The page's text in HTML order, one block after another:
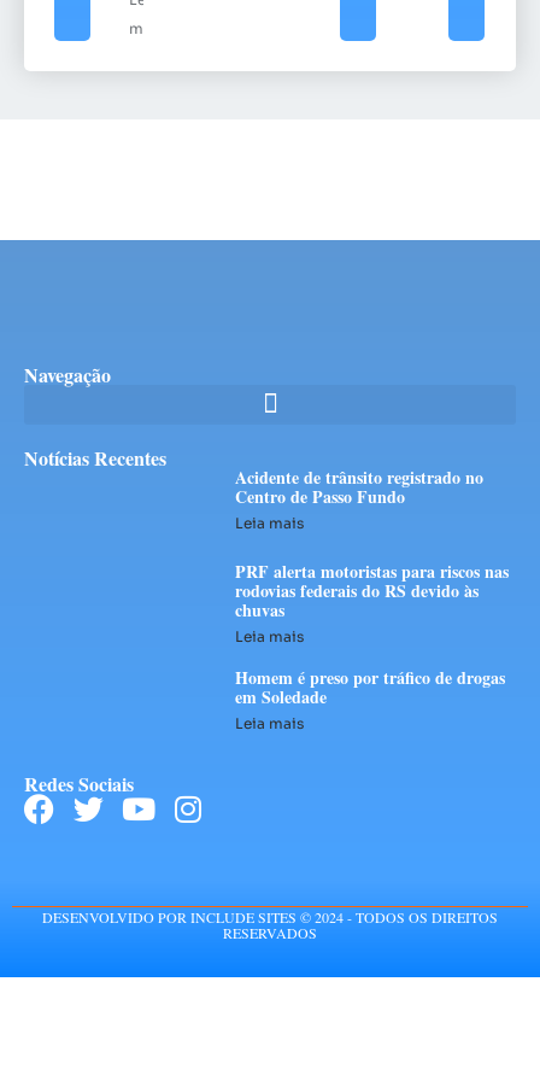
mais
Navegação
Notícias Recentes
Acidente de trânsito registrado no
Centro de Passo Fundo
Leia mais
PRF alerta motoristas para riscos nas
rodovias federais do RS devido às
chuvas
Leia mais
Homem é preso por tráfico de drogas
em Soledade
Leia mais
Redes Sociais
DESENVOLVIDO POR INCLUDE SITES © 2024 - TODOS OS DIREITOS
RESERVADOS